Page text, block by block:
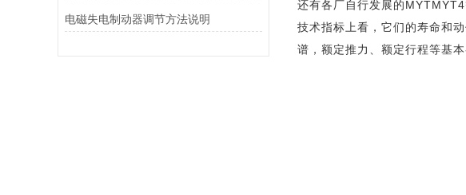
电磁失电制动器调节方法说明
还有各厂自行发展的MYTMYT4
技术指标上看，它们的寿命和
谱，额定推力、额定行程等基本